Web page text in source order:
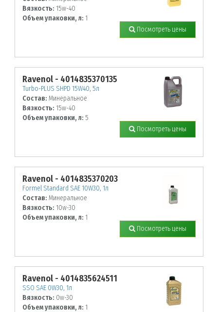
Вязкость: 15w-40
Объем упаковки, л: 1
Посмотреть цены
Ravenol - 4014835370135
Turbo-PLUS SHPD 15W40, 5л
Состав: Минеральное
Вязкость: 15w-40
Объем упаковки, л: 5
Посмотреть цены
Ravenol - 4014835370203
Formel Standard SAE 10W30, 1л
Состав: Минеральное
Вязкость: 10w-30
Объем упаковки, л: 1
Посмотреть цены
Ravenol - 4014835624511
SSO SAE 0W30, 1л
Вязкость: 0w-30
Объем упаковки, л: 1